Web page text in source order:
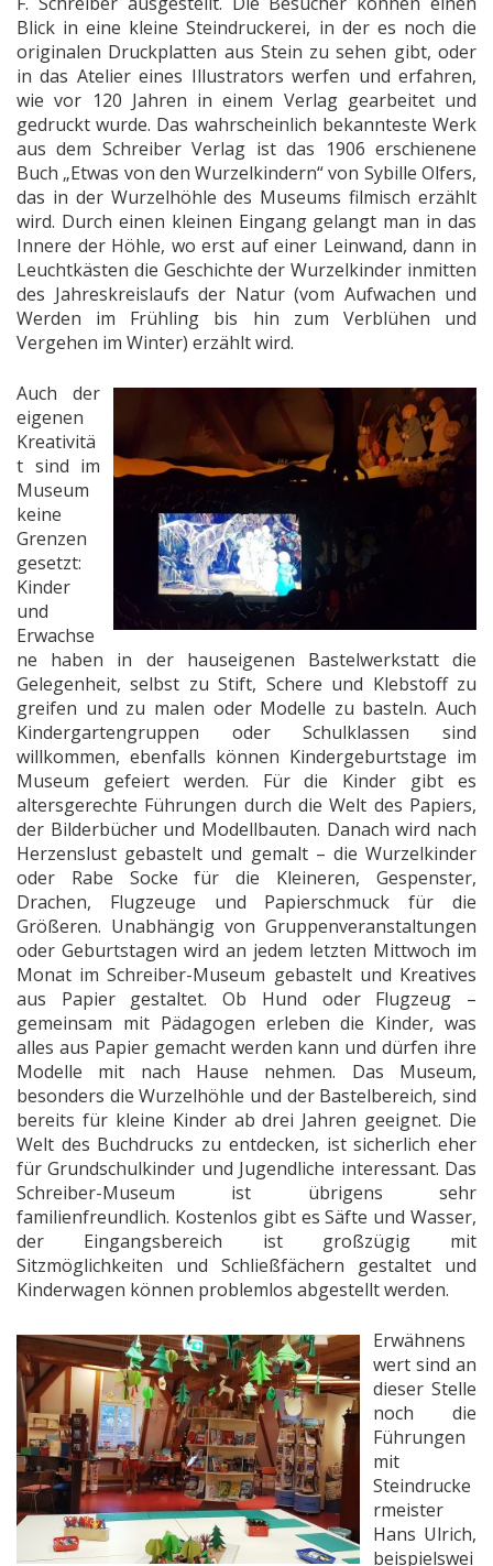
Blick in eine kleine Steindruckerei, in der es noch die
originalen Druckplatten aus Stein zu sehen gibt, oder
in das Atelier eines Illustrators werfen und erfahren,
wie vor 120 Jahren in einem Verlag gearbeitet und
gedruckt wurde. Das wahrscheinlich bekannteste Werk
aus dem Schreiber Verlag ist das 1906 erschienene
Buch „Etwas von den Wurzelkindern“ von Sybille Olfers,
das in der Wurzelhöhle des Museums filmisch erzählt
wird. Durch einen kleinen Eingang gelangt man in das
Innere der Höhle, wo erst auf einer Leinwand, dann in
Leuchtkästen die Geschichte der Wurzelkinder inmitten
des Jahreskreislaufs der Natur (vom Aufwachen und
Werden im Frühling bis hin zum Verblühen und
Vergehen im Winter) erzählt wird.
Auch der
eigenen
Kreativitä
t sind im
Museum
keine
Grenzen
gesetzt:
Kinder
und
Erwachse
ne haben in der hauseigenen Bastelwerkstatt die
Gelegenheit, selbst zu Stift, Schere und Klebstoff zu
greifen und zu malen oder Modelle zu basteln. Auch
Kindergartengruppen oder Schulklassen sind
willkommen, ebenfalls können Kindergeburtstage im
Museum gefeiert werden. Für die Kinder gibt es
altersgerechte Führungen durch die Welt des Papiers,
der Bilderbücher und Modellbauten. Danach wird nach
Herzenslust gebastelt und gemalt – die Wurzelkinder
oder Rabe Socke für die Kleineren, Gespenster,
Drachen, Flugzeuge und Papierschmuck für die
Größeren. Unabhängig von Gruppenveranstaltungen
oder Geburtstagen wird an jedem letzten Mittwoch im
Monat im Schreiber-Museum gebastelt und Kreatives
aus Papier gestaltet. Ob Hund oder Flugzeug –
gemeinsam mit Pädagogen erleben die Kinder, was
alles aus Papier gemacht werden kann und dürfen ihre
Modelle mit nach Hause nehmen. Das Museum,
besonders die Wurzelhöhle und der Bastelbereich, sind
bereits für kleine Kinder ab drei Jahren geeignet. Die
Welt des Buchdrucks zu entdecken, ist sicherlich eher
für Grundschulkinder und Jugendliche interessant. Das
Schreiber-Museum ist übrigens sehr
familienfreundlich. Kostenlos gibt es Säfte und Wasser,
der Eingangsbereich ist großzügig mit
Sitzmöglichkeiten und Schließfächern gestaltet und
Kinderwagen können problemlos abgestellt werden.
Erwähnens
wert sind an
dieser Stelle
noch die
Führungen
mit
Steindrucke
rmeister
Hans Ulrich,
beispielswei